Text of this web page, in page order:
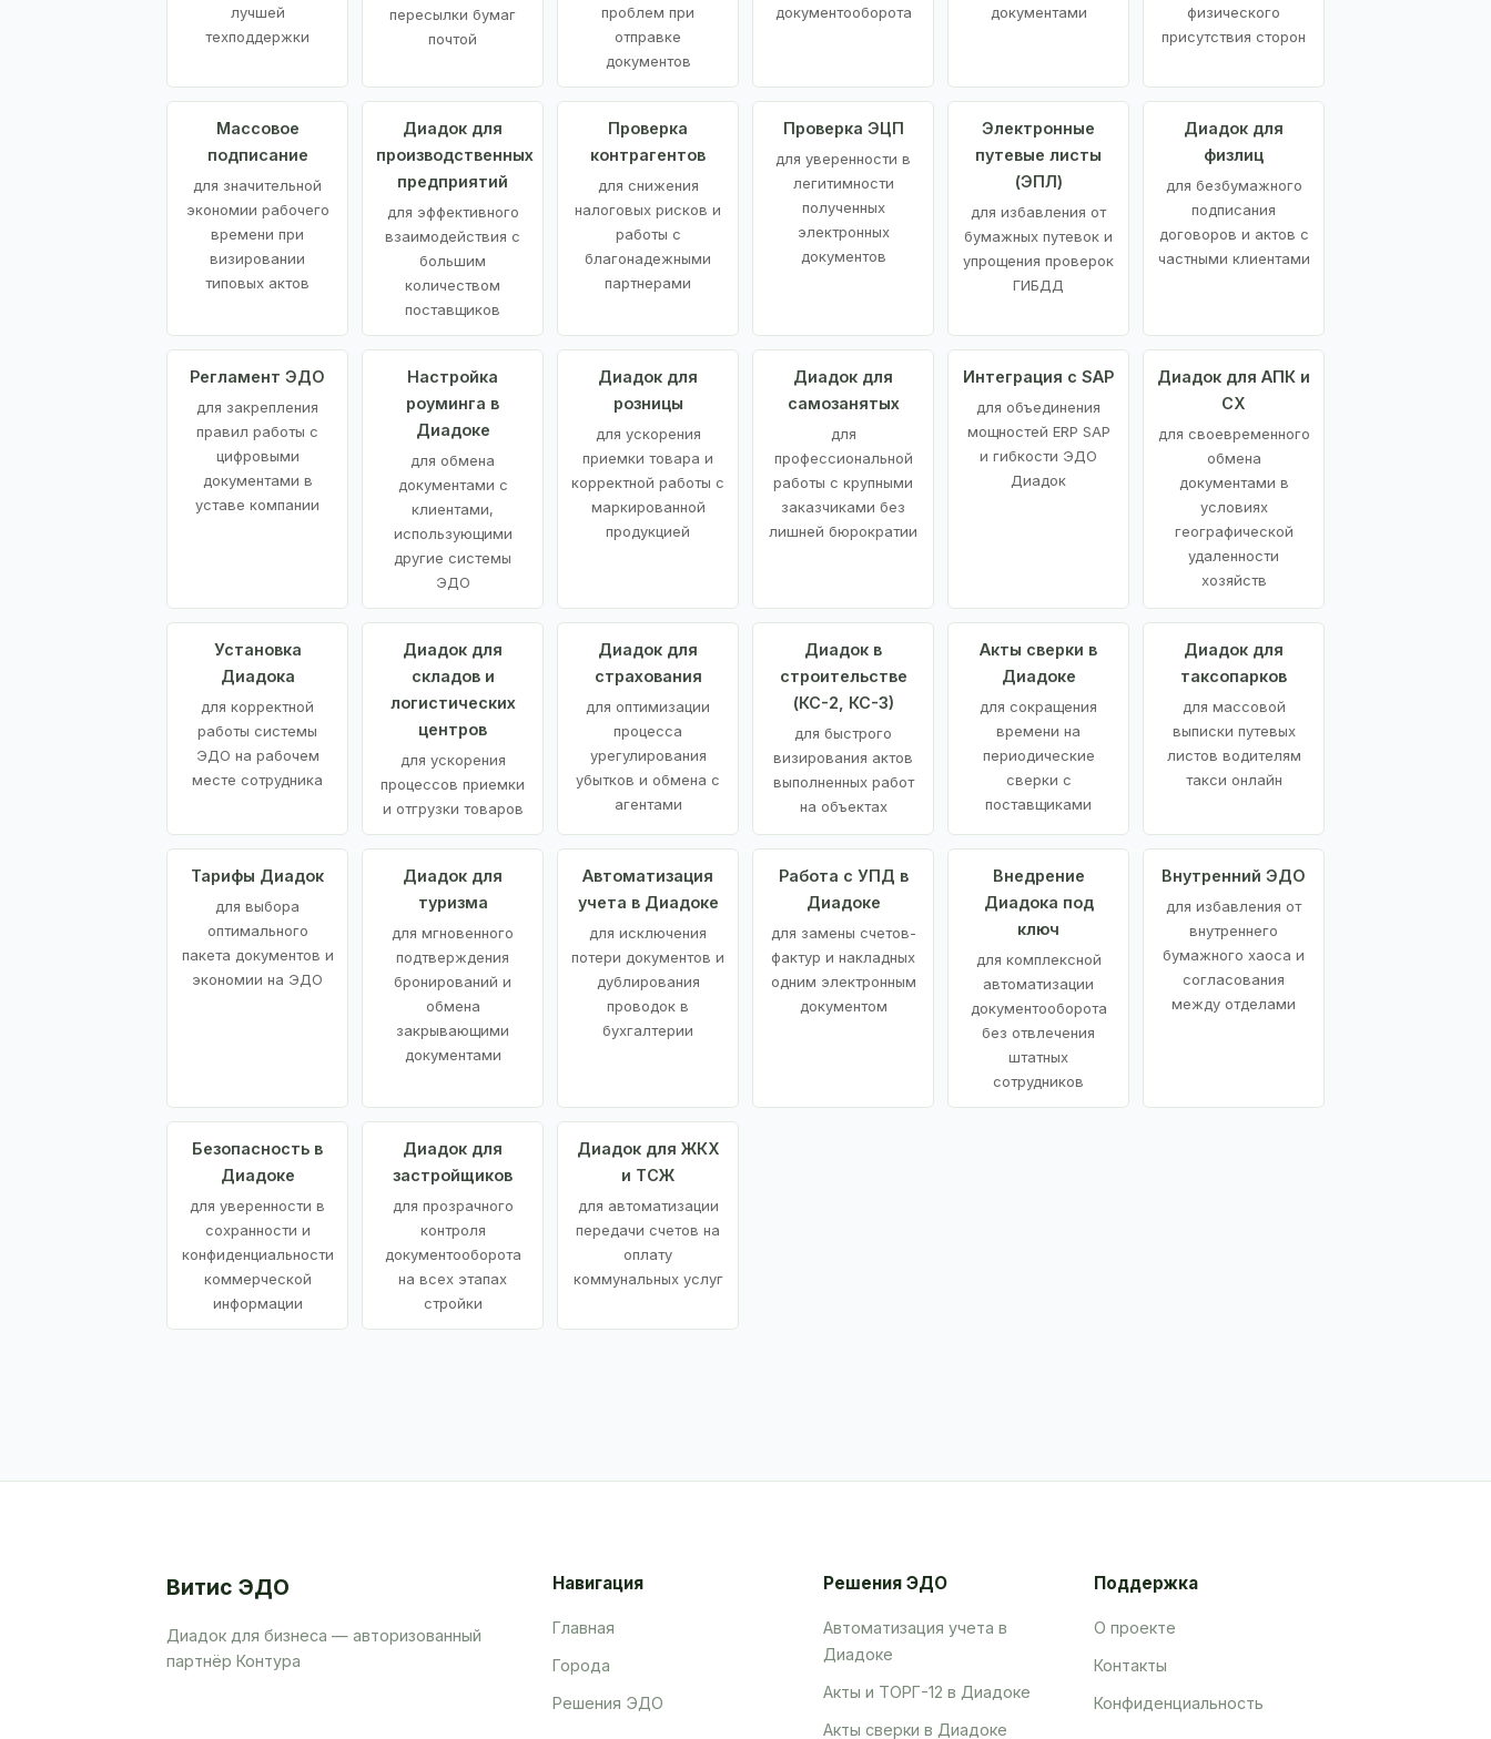
лучшей
техподдержки
пересылки бумаг
почтой
проблем при
отправке
документов
документооборота
документами
физического
присутствия сторон
Массовое
подписание
для значительной
экономии рабочего
времени при
визировании
типовых актов
Диадок для
производственных
предприятий
для эффективного
взаимодействия с
большим
количеством
поставщиков
Проверка
контрагентов
для снижения
налоговых рисков и
работы с
благонадежными
партнерами
Проверка ЭЦП
для уверенности в
легитимности
полученных
электронных
документов
Электронные
путевые листы
(ЭПЛ)
для избавления от
бумажных путевок и
упрощения проверок
ГИБДД
Диадок для
физлиц
для безбумажного
подписания
договоров и актов с
частными клиентами
Регламент ЭДО
для закрепления
правил работы с
цифровыми
документами в
уставе компании
Настройка
роуминга в
Диадоке
для обмена
документами с
клиентами,
использующими
другие системы
ЭДО
Диадок для
розницы
для ускорения
приемки товара и
корректной работы с
маркированной
продукцией
Диадок для
самозанятых
для
профессиональной
работы с крупными
заказчиками без
лишней бюрократии
Интеграция с SAP
для объединения
мощностей ERP SAP
и гибкости ЭДО
Диадок
Диадок для АПК и
СХ
для своевременного
обмена
документами в
условиях
географической
удаленности
хозяйств
Установка
Диадока
для корректной
работы системы
ЭДО на рабочем
месте сотрудника
Диадок для
складов и
логистических
центров
для ускорения
процессов приемки
и отгрузки товаров
Диадок для
страхования
для оптимизации
процесса
урегулирования
убытков и обмена с
агентами
Диадок в
строительстве
(КС-2, КС-3)
для быстрого
визирования актов
выполненных работ
на объектах
Акты сверки в
Диадоке
для сокращения
времени на
периодические
сверки с
поставщиками
Диадок для
таксопарков
для массовой
выписки путевых
листов водителям
такси онлайн
Тарифы Диадок
для выбора
оптимального
пакета документов и
экономии на ЭДО
Диадок для
туризма
для мгновенного
подтверждения
бронирований и
обмена
закрывающими
документами
Автоматизация
учета в Диадоке
для исключения
потери документов и
дублирования
проводок в
бухгалтерии
Работа с УПД в
Диадоке
для замены счетов-
фактур и накладных
одним электронным
документом
Внедрение
Диадока под
ключ
для комплексной
автоматизации
документооборота
без отвлечения
штатных
сотрудников
Внутренний ЭДО
для избавления от
внутреннего
бумажного хаоса и
согласования
между отделами
Безопасность в
Диадоке
для уверенности в
сохранности и
конфиденциальности
коммерческой
информации
Диадок для
застройщиков
для прозрачного
контроля
документооборота
на всех этапах
стройки
Диадок для ЖКХ
и ТСЖ
для автоматизации
передачи счетов на
оплату
коммунальных услуг
Витис ЭДО
Диадок для бизнеса — авторизованный
партнёр Контура
Навигация
Главная
Города
Решения ЭДО
Решения ЭДО
Автоматизация учета в
Диадоке
Акты и ТОРГ-12 в Диадоке
Акты сверки в Диадоке
Поддержка
О проекте
Контакты
Конфиденциальность